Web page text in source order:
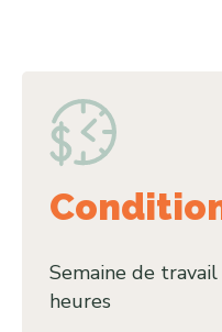
Semaine de
heures